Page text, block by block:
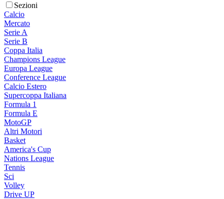
Sezioni
Calcio
Mercato
Serie A
Serie B
Coppa Italia
Champions League
Europa League
Conference League
Calcio Estero
Supercoppa Italiana
Formula 1
Formula E
MotoGP
Altri Motori
Basket
America's Cup
Nations League
Tennis
Sci
Volley
Drive UP